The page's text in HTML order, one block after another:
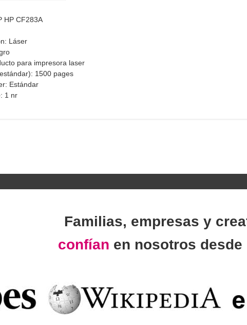
HP CF283A
Láser
para impresora laser
1500 pages
Estándar
1 nr
Familias, empresas y
confían en nosotros desde